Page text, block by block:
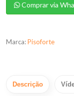
Comprar via
Marca:Pisoforte
Descrição